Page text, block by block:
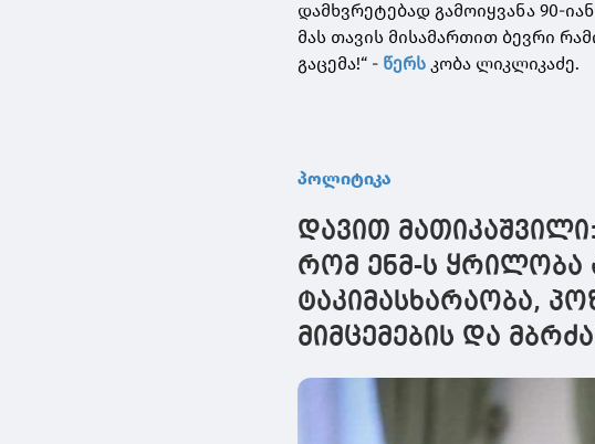
დამხვრეტებად გამოიყვანა 90-
მას თავის მისამართით ბევრი
გაცემა!“ - წერს კობა ლიკლიკაძე.
პოლიტიკა
დავით
რომ ენმ-ს ყრილობა
ტაკიმასხარაობა,
მიმცემების და